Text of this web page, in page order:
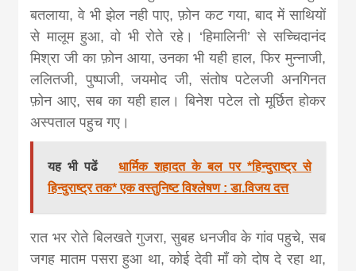
बतलाया, वे भी झेल नही पाए, फ़ोन कट गया, बाद में साथियों
से मालूम हुआ, वो भी रोते रहे। ‘हिमालिनी’ से सच्चिदानंद
मिश्रा जी का फ़ोन आया, उनका भी यही हाल, फिर मुन्नाजी,
ललितजी, पुष्पाजी, जयमोद जी, संतोष पटेलजी अनगिनत
फ़ोन आए, सब का यही हाल। बिनेश पटेल तो मूर्छित होकर
अस्पताल पहुच गए।
यह भी पढें
धार्मिक शहादत के बल पर *हिन्दुराष्ट्र से
हिन्दुराष्ट्र तक* एक वस्तुनिष्ट विश्लेषण : डा.विजय दत्त
रात भर रोते बिलखते गुजरा, सुबह धनजीव के गांव पहुचे, सब
जगह मातम पसरा हुआ था, कोई देवी माँ को दोष दे रहा था,